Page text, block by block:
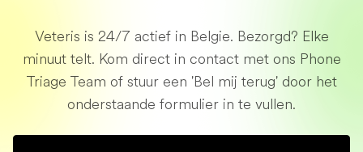
Veteris is 24/7 actief in Belgie. Bezorgd? Elke
minuut telt. Kom direct in contact met ons Phone
Triage Team of stuur een 'Bel mij terug' door het
onderstaande formulier in te vullen.